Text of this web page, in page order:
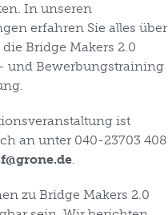
In unseren
erfahren Sie alles über
Bridge Makers 2.0
und Bewerbungstraining
ist
an unter 040-23703 408
.
zu Bridge Makers 2.0